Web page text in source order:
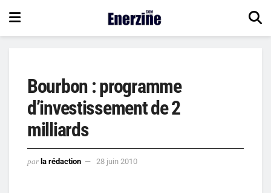
Bourbon : programme
d’investissement de 2
milliards
par la rédaction 28 juin 2010